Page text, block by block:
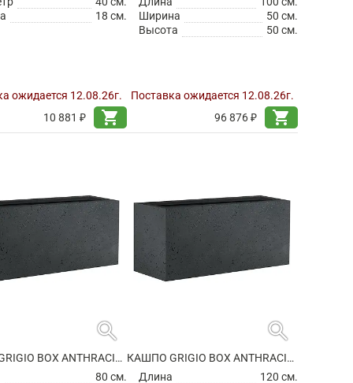
18 см.
ожидается 12.08.26г.
10 881 ₽
shopping_cart
Ширина
50 см.
Высота
50 см.
Поставка ожидается 12.08.26г.
96 876 ₽
shopping_cart
search
КАШПО GRIGIO BOX ANTHRACITE
80 см.
search
КАШПО GRIGIO BOX ANTHRACITE
Длина
120 см.